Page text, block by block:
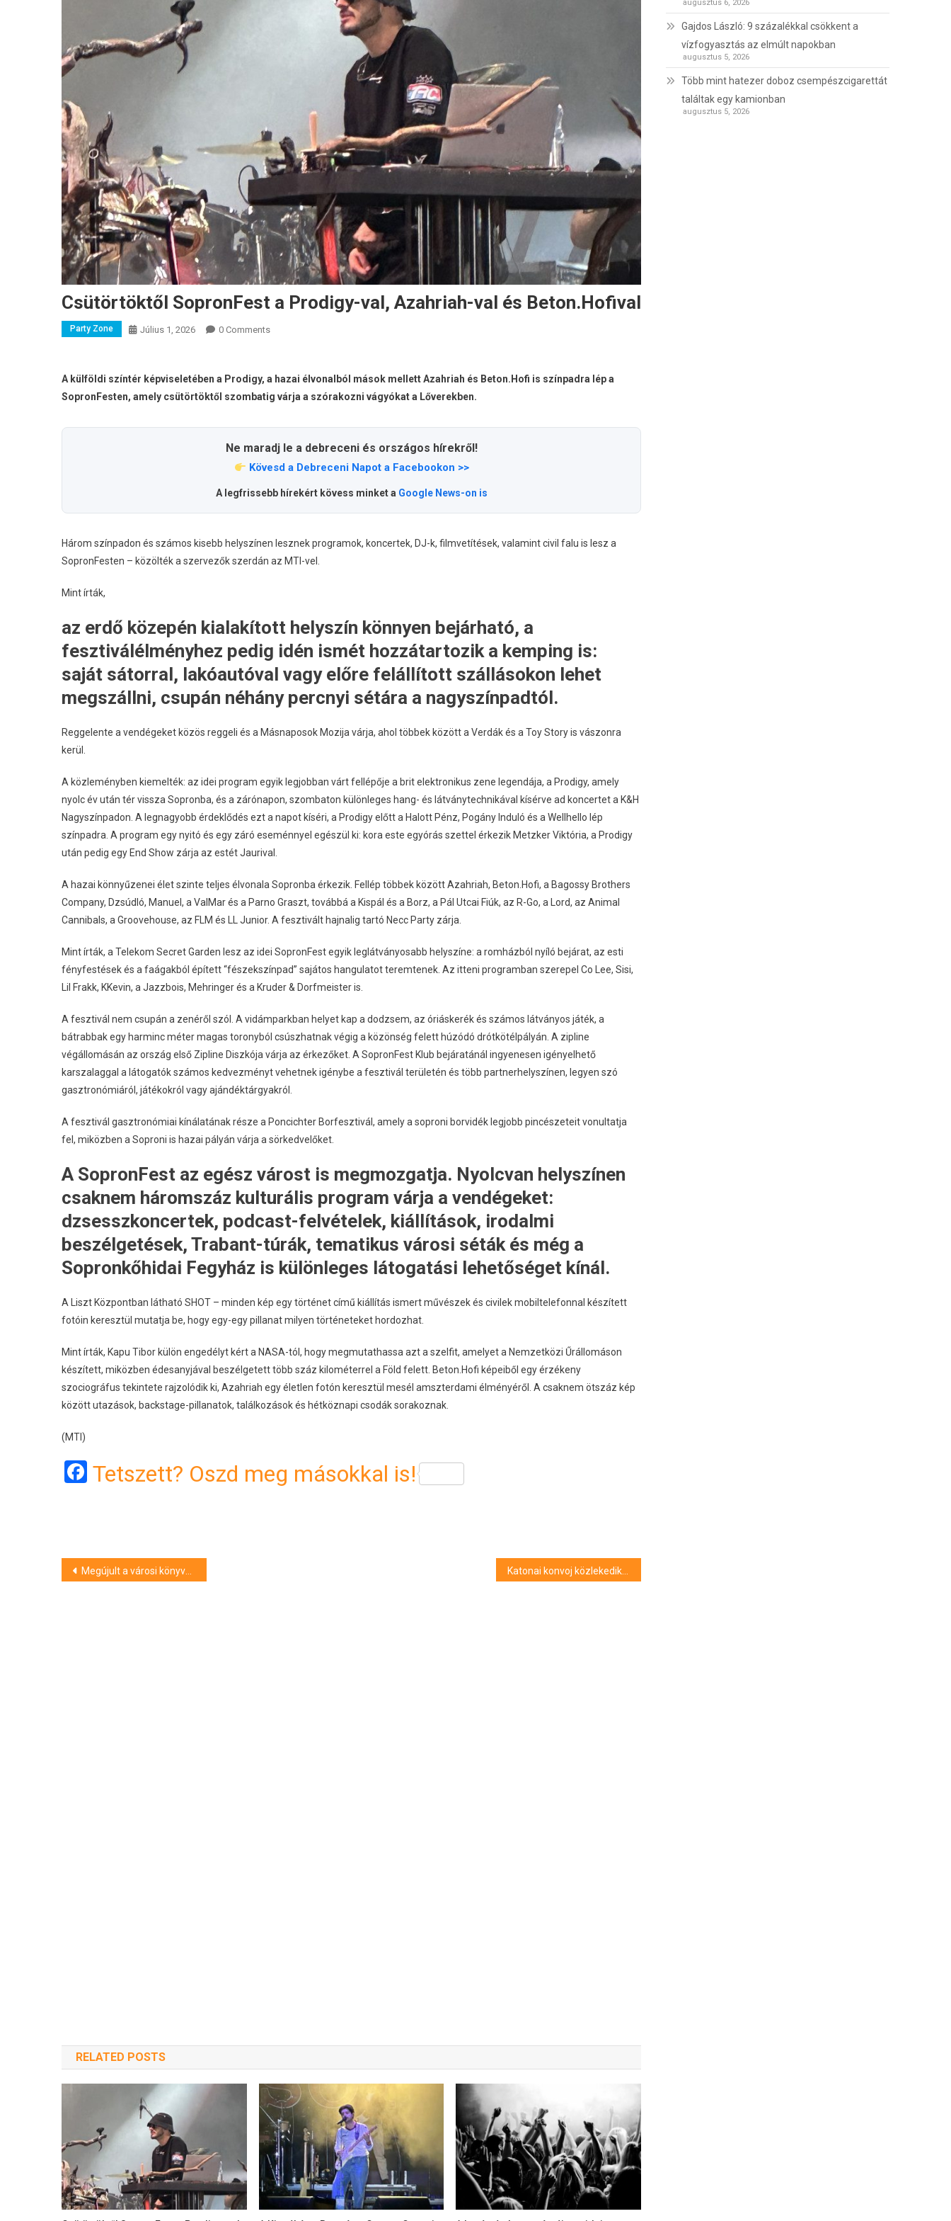
Csütörtöktől SopronFest a Prodigy-val, Azahriah-val és Beton.Hofival
Party Zone Július 1, 2026 0 Comments
A külföldi színtér képviseletében a Prodigy, a hazai élvonalból mások mellett Azahriah és Beton.Hofi is színpadra lép a
SopronFesten, amely csütörtöktől szombatig várja a szórakozni vágyókat a Lőverekben.
Ne maradj le a debreceni és országos hírekről!
Kövesd a Debreceni Napot a Facebookon >>
A legfrissebb hírekért kövess minket a Google News-on is
Három színpadon és számos kisebb helyszínen lesznek programok, koncertek, DJ-k, filmvetítések, valamint civil falu is lesz a
SopronFesten – közölték a szervezők szerdán az MTI-vel.
Mint írták,
az erdő közepén kialakított helyszín könnyen bejárható, a
fesztiválélményhez pedig idén ismét hozzátartozik a kemping is:
saját sátorral, lakóautóval vagy előre felállított szállásokon lehet
megszállni, csupán néhány percnyi sétára a nagyszínpadtól.
Reggelente a vendégeket közös reggeli és a Másnaposok Mozija várja, ahol többek között a Verdák és a Toy Story is vászonra
kerül.
A közleményben kiemelték: az idei program egyik legjobban várt fellépője a brit elektronikus zene legendája, a Prodigy, amely
nyolc év után tér vissza Sopronba, és a zárónapon, szombaton különleges hang- és látványtechnikával kísérve ad koncertet a K&H
Nagyszínpadon. A legnagyobb érdeklődés ezt a napot kíséri, a Prodigy előtt a Halott Pénz, Pogány Induló és a Wellhello lép
színpadra. A program egy nyitó és egy záró eseménnyel egészül ki: kora este egyórás szettel érkezik Metzker Viktória, a Prodigy
után pedig egy End Show zárja az estét Jaurival.
A hazai könnyűzenei élet szinte teljes élvonala Sopronba érkezik. Fellép többek között Azahriah, Beton.Hofi, a Bagossy Brothers
Company, Dzsúdló, Manuel, a ValMar és a Parno Graszt, továbbá a Kispál és a Borz, a Pál Utcai Fiúk, az R-Go, a Lord, az Animal
Cannibals, a Groovehouse, az FLM és LL Junior. A fesztivált hajnalig tartó Necc Party zárja.
Mint írták, a Telekom Secret Garden lesz az idei SopronFest egyik leglátványosabb helyszíne: a romházból nyíló bejárat, az esti
fényfestések és a faágakból épített “fészekszínpad” sajátos hangulatot teremtenek. Az itteni programban szerepel Co Lee, Sisi,
Lil Frakk, KKevin, a Jazzbois, Mehringer és a Kruder & Dorfmeister is.
A fesztivál nem csupán a zenéről szól. A vidámparkban helyet kap a dodzsem, az óriáskerék és számos látványos játék, a
bátrabbak egy harminc méter magas toronyból csúszhatnak végig a közönség felett húzódó drótkötélpályán. A zipline
végállomásán az ország első Zipline Diszkója várja az érkezőket. A SopronFest Klub bejáratánál ingyenesen igényelhető
karszalaggal a látogatók számos kedvezményt vehetnek igénybe a fesztivál területén és több partnerhelyszínen, legyen szó
gasztronómiáról, játékokról vagy ajándéktárgyakról.
A fesztivál gasztronómiai kínálatának része a Poncichter Borfesztivál, amely a soproni borvidék legjobb pincészeteit vonultatja
fel, miközben a Soproni is hazai pályán várja a sörkedvelőket.
A SopronFest az egész várost is megmozgatja. Nyolcvan helyszínen
csaknem háromszáz kulturális program várja a vendégeket:
dzsesszkoncertek, podcast-felvételek, kiállítások, irodalmi
beszélgetések, Trabant-túrák, tematikus városi séták és még a
Sopronkőhidai Fegyház is különleges látogatási lehetőséget kínál.
A Liszt Központban látható SHOT – minden kép egy történet című kiállítás ismert művészek és civilek mobiltelefonnal készített
fotóin keresztül mutatja be, hogy egy-egy pillanat milyen történeteket hordozhat.
Mint írták, Kapu Tibor külön engedélyt kért a NASA-tól, hogy megmutathassa azt a szelfit, amelyet a Nemzetközi Űrállomáson
készített, miközben édesanyjával beszélgetett több száz kilométerrel a Föld felett. Beton.Hofi képeiből egy érzékeny
szociográfus tekintete rajzolódik ki, Azahriah egy életlen fotón keresztül mesél amszterdami élményéről. A csaknem ötszáz kép
között utazások, backstage-pillanatok, találkozások és hétköznapi csodák sorakoznak.
(MTI)
Facebook
Tetszett? Oszd meg másokkal is!
Bejegyzés
Megújult a városi könyvtár Marcaliban
RELATED POSTS
augusztus 6, 2026
Gajdos László: 9 százalékkal csökkent a
vízfogyasztás az elmúlt napokban
augusztus 5, 2026
Több mint hatezer doboz csempészcigarettát
találtak egy kamionban
augusztus 5, 2026